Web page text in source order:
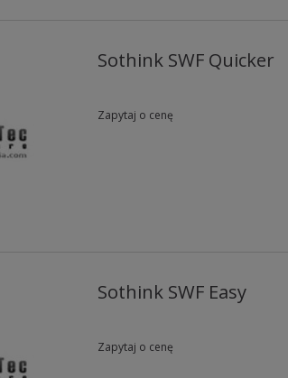
Sothink SWF Quicker
Zapytaj o cenę
Sothink SWF Easy
Zapytaj o cenę